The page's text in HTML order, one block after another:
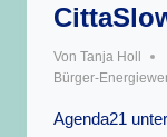
Von Tanja Holl
Bürger-
Agenda21